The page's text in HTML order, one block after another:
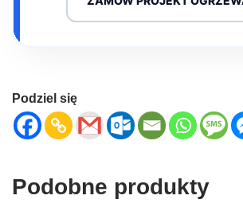
Podziel się
Podobne produkty